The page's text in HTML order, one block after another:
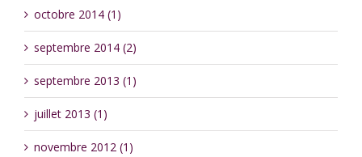
octobre 2014 (1)
septembre 2014 (2)
septembre 2013 (1)
juillet 2013 (1)
novembre 2012 (1)